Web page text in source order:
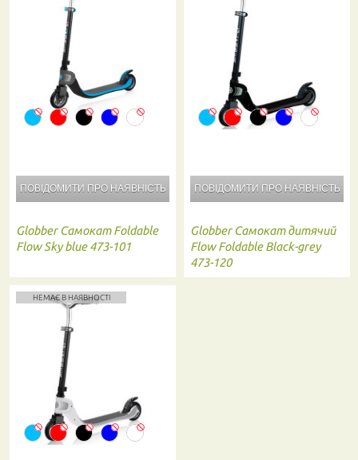
ПОВІДОМИТИ ПРО НАЯВНІСТЬ
Globber Самокат Foldable
Flow Sky blue 473-101
ПОВІДОМИТИ ПРО НАЯВНІСТЬ
Globber Самокат дитячий
Flow Foldable Black-grey
473-120
НЕМАЄ В НАЯВНОСТІ